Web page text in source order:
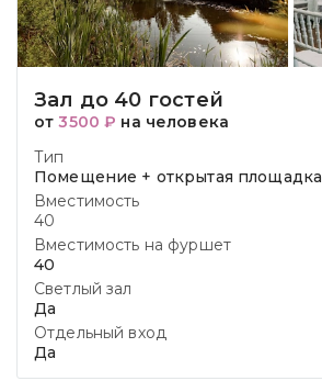
Зал до 40 гостей
от3500 ₽ на человека
Тип
Помещение + открытая площадка
Вместимость
40
Вместимость на фуршет
40
Светлый зал
Да
Отдельный вход
Да